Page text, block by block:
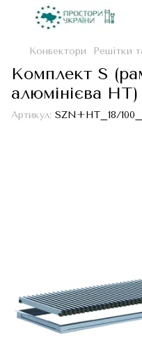
Конвектори Решітки
Комплект S
алюмінієва
Артикул: SZN+HT_18/